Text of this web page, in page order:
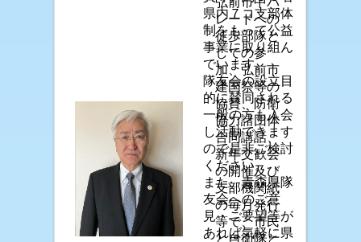
県内７コ支部体
制をもって公益
事業に取り組ん
でいます。
隊友会の設立目
的に賛同される
一般の方も入会
し活動できます
ので是非ご検討
ください。
また、青森県隊
友会へのご意
見・ご要望等が
あれば気軽に県
レードへの
徒歩部隊と
しての参
加、弘前市
建国祭等の
協賛、防衛
協力諸団体
合同講話、
新年交歓会
の開催及び
支部機関紙
の毎月発行
等で、市民
と自衛隊と